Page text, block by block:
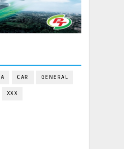
CAR GENERAL
XXX